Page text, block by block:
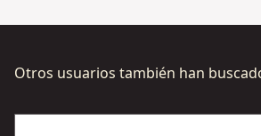
Otros usuarios también han